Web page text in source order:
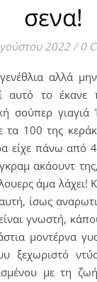
σενα!
2022 / 0
αυτό το
σούπερ γιαγιά
100 της
είχε πάνω από
ακάουντ
άμα λάχει!
ίσως
γνωστή,
μοντέρνα
ξεχωριστό
με τη